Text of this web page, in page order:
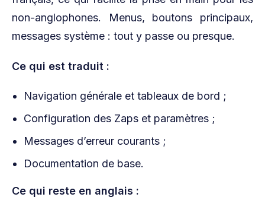
non-anglophones. Menus, boutons principaux,
messages système : tout y passe ou presque.
Ce qui est traduit :
Navigation générale et tableaux de bord ;
Configuration des Zaps et paramètres ;
Messages d’erreur courants ;
Documentation de base.
Ce qui reste en anglais :